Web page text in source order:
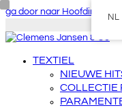
ga door naar Hoofdinhoud
TEXTIEL
NIEUWE
COLLECTIE
NL